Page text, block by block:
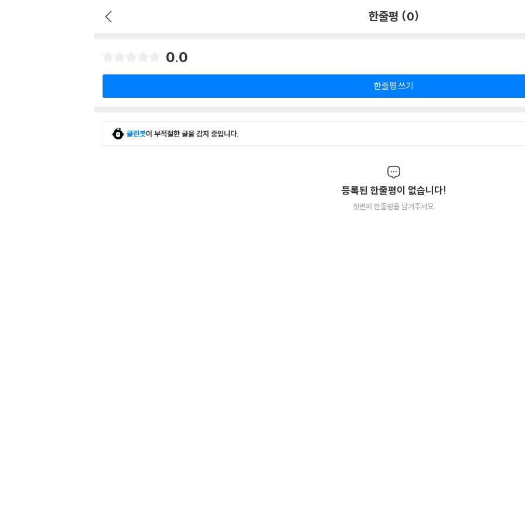
한줄평 (0)
0.0
한줄평 쓰기
클린봇이 부적절한 글을 감지 중입니다.
등록된 한줄평이 없습니다!
첫번째 한줄평을 남겨주세요.